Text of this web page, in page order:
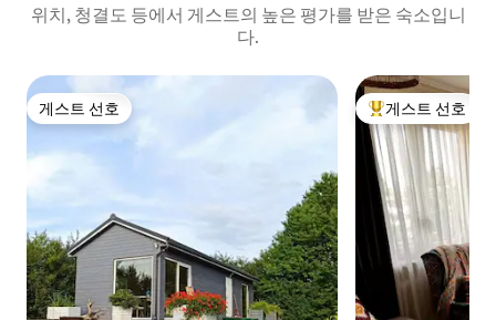
위치, 청결도 등에서 게스트의 높은 평가를 받은 숙소입니
다.
게스트 선호
게스트 선호 상위 게스트 선호
게스트 선호